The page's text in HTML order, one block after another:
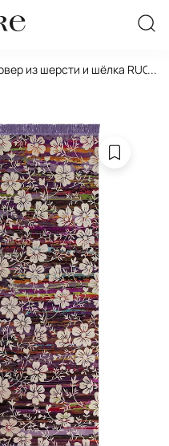
из шерсти и шёлка RUG ...